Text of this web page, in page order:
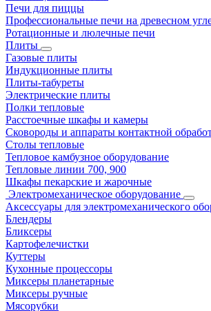
Печи для пиццы
Профессиональные печи на древесном
Ротационные и люлечные печи
Плиты
Газовые плиты
Индукционные плиты
Плиты-табуреты
Электрические плиты
Полки тепловые
Расстоечные шкафы и камеры
Сковороды и аппараты контактной
Столы тепловые
Тепловое камбузное оборудование
Тепловые линии 700, 900
Шкафы пекарские и жарочные
Электромеханическое оборудование
Аксессуары для электромеханического
Блендеры
Бликсеры
Картофелечистки
Куттеры
Кухонные процессоры
Миксеры планетарные
Миксеры ручные
Мясорубки